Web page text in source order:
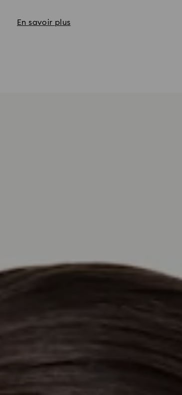
En savoir plus